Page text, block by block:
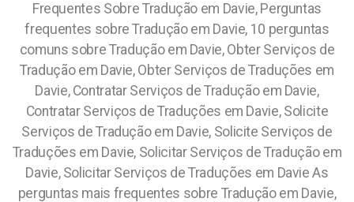
Frequentes Sobre Tradução em Davie, Perguntas
frequentes sobre Tradução em Davie, 10 perguntas
comuns sobre Tradução em Davie, Obter Serviços de
Tradução em Davie, Obter Serviços de Traduções em
Davie, Contratar Serviços de Tradução em Davie,
Contratar Serviços de Traduções em Davie, Solicite
Serviços de Tradução em Davie, Solicite Serviços de
Traduções em Davie, Solicitar Serviços de Tradução em
Davie, Solicitar Serviços de Traduções em Davie As
perguntas mais frequentes sobre Tradução em Davie,